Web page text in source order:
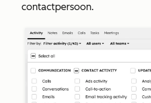
contactpersoon.